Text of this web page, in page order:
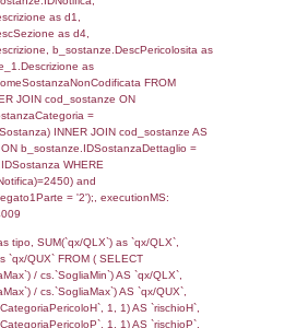
=
=
AND
f_territori_limitrofi.Distanza,
FROM f_territori_limitrofi